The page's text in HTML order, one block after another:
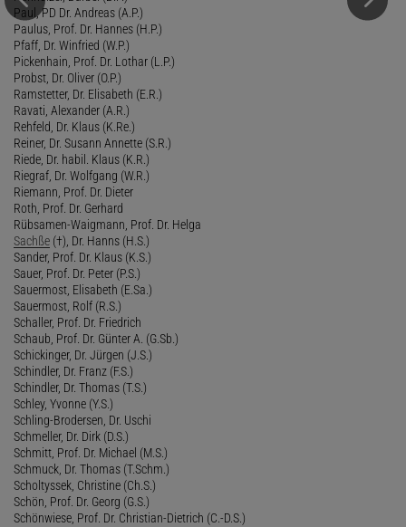
Paul, PD Dr. Andreas (A.P.)
Paulus, Prof. Dr. Hannes (H.P.)
Pfaff, Dr. Winfried (W.P.)
Pickenhain, Prof. Dr. Lothar (L.P.)
Probst, Dr. Oliver (O.P.)
Ramstetter, Dr. Elisabeth (E.R.)
Ravati, Alexander (A.R.)
Rehfeld, Dr. Klaus (K.Re.)
Reiner, Dr. Susann Annette (S.R.)
Riede, Dr. habil. Klaus (K.R.)
Riegraf, Dr. Wolfgang (W.R.)
Riemann, Prof. Dr. Dieter
Roth, Prof. Dr. Gerhard
Rübsamen-Waigmann, Prof. Dr. Helga
Sachße (†), Dr. Hanns (H.S.)
Sander, Prof. Dr. Klaus (K.S.)
Sauer, Prof. Dr. Peter (P.S.)
Sauermost, Elisabeth (E.Sa.)
Sauermost, Rolf (R.S.)
Schaller, Prof. Dr. Friedrich
Schaub, Prof. Dr. Günter A. (G.Sb.)
Schickinger, Dr. Jürgen (J.S.)
Schindler, Dr. Franz (F.S.)
Schindler, Dr. Thomas (T.S.)
Schley, Yvonne (Y.S.)
Schling-Brodersen, Dr. Uschi
Schmeller, Dr. Dirk (D.S.)
Schmitt, Prof. Dr. Michael (M.S.)
Schmuck, Dr. Thomas (T.Schm.)
Scholtyssek, Christine (Ch.S.)
Schön, Prof. Dr. Georg (G.S.)
Schönwiese, Prof. Dr. Christian-Dietrich (C.-D.S.)